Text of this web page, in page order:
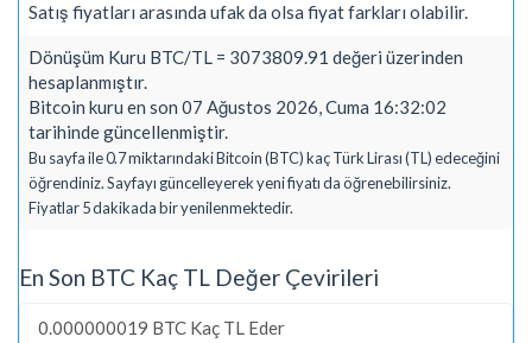
Satış fiyatları arasında ufak da olsa fiyat farkları olabilir.
Dönüşüm Kuru BTC/TL = 3073809.91 değeri üzerinden
hesaplanmıştır.
Bitcoin kuru en son 07 Ağustos 2026, Cuma 16:32:02
tarihinde güncellenmiştir.
Bu sayfa ile 0.7 miktarındaki Bitcoin (BTC) kaç Türk Lirası (TL) edeceğini
öğrendiniz. Sayfayı güncelleyerek yeni fiyatı da öğrenebilirsiniz.
Fiyatlar 5 dakikada bir yenilenmektedir.
En Son BTC Kaç TL Değer Çevirileri
0.000000019 BTC Kaç TL Eder